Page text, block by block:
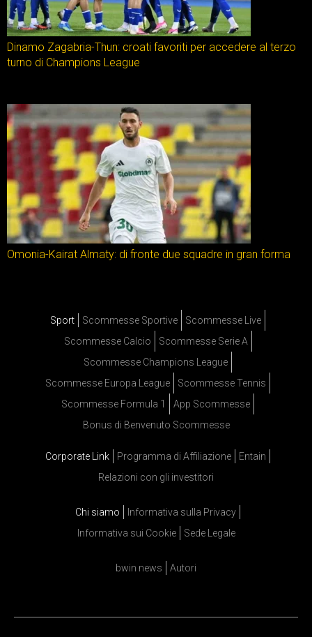
Dinamo Zagabria-Thun: croati favoriti per accedere al terzo
turno di Champions League
Omonia-Kairat Almaty: di fronte due squadre in gran forma
Sport Scommesse Sportive
Scommesse Live
Scommesse Calcio
Scommesse Serie A
Scommesse Champions League
Scommesse Europa League
Scommesse Tennis
Scommesse Formula 1
App Scommesse
Bonus di Benvenuto Scommesse
Corporate Link Programma di Affiliazione
Entain
Relazioni con gli investitori
Chi siamo
Informativa sulla Privacy
Informativa sui Cookie
Sede Legale
bwin news Autori